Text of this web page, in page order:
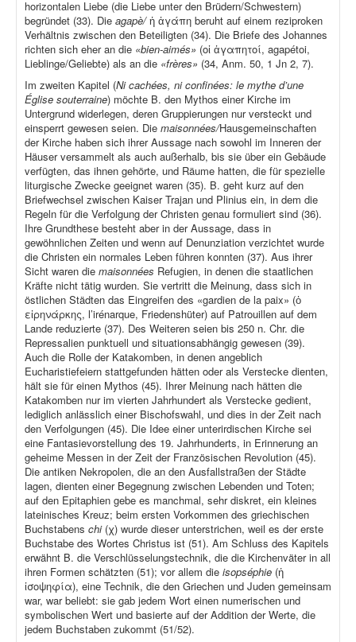
horizontalen Liebe (die Liebe unter den Brüdern/Schwestern)
begründet (33). Die agapè/ἡ ἀγάπη beruht auf einem reziproken
Verhältnis zwischen den Beteiligten (34). Die Briefe des Johannes
richten sich eher an die «bien-aimés» (οἱ ἀγαπητοί, agapétoi,
Lieblinge/Geliebte) als an die «frères» (34, Anm. 50, 1 Jn 2, 7).
Im zweiten Kapitel (Ni cachées, ni confinées: le mythe d’une
Église souterraine) möchte B. den Mythos einer Kirche im
Untergrund widerlegen, deren Gruppierungen nur versteckt und
einsperrt gewesen seien. Die maisonnées/Hausgemeinschaften
der Kirche haben sich ihrer Aussage nach sowohl im Inneren der
Häuser versammelt als auch außerhalb, bis sie über ein Gebäude
verfügten, das ihnen gehörte, und Räume hatten, die für spezielle
liturgische Zwecke geeignet waren (35). B. geht kurz auf den
Briefwechsel zwischen Kaiser Trajan und Plinius ein, in dem die
Regeln für die Verfolgung der Christen genau formuliert sind (36).
Ihre Grundthese besteht aber in der Aussage, dass in
gewöhnlichen Zeiten und wenn auf Denunziation verzichtet wurde
die Christen ein normales Leben führen konnten (37). Aus ihrer
Sicht waren die maisonnées Refugien, in denen die staatlichen
Kräfte nicht tätig wurden. Sie vertritt die Meinung, dass sich in
östlichen Städten das Eingreifen des «gardien de la paix» (ὁ
εἰρηνάρκης, l’irénarque, Friedenshüter) auf Patrouillen auf dem
Lande reduzierte (37). Des Weiteren seien bis 250 n. Chr. die
Repressalien punktuell und situationsabhängig gewesen (39).
Auch die Rolle der Katakomben, in denen angeblich
Eucharistiefeiern stattgefunden hätten oder als Verstecke dienten,
hält sie für einen Mythos (45). Ihrer Meinung nach hätten die
Katakomben nur im vierten Jahrhundert als Verstecke gedient,
lediglich anlässlich einer Bischofswahl, und dies in der Zeit nach
den Verfolgungen (45). Die Idee einer unterirdischen Kirche sei
eine Fantasievorstellung des 19. Jahrhunderts, in Erinnerung an
geheime Messen in der Zeit der Französischen Revolution (45).
Die antiken Nekropolen, die an den Ausfallstraßen der Städte
lagen, dienten einer Begegnung zwischen Lebenden und Toten;
auf den Epitaphien gebe es manchmal, sehr diskret, ein kleines
lateinisches Kreuz; beim ersten Vorkommen des griechischen
Buchstabens chi (χ) wurde dieser unterstrichen, weil es der erste
Buchstabe des Wortes Christus ist (51). Am Schluss des Kapitels
erwähnt B. die Verschlüsselungstechnik, die die Kirchenväter in all
ihren Formen schätzten (51); vor allem die isopséphie (ἡ
ἰσοψηφία), eine Technik, die den Griechen und Juden gemeinsam
war, war beliebt: sie gab jedem Wort einen numerischen und
symbolischen Wert und basierte auf der Addition der Werte, die
jedem Buchstaben zukommt (51/52).